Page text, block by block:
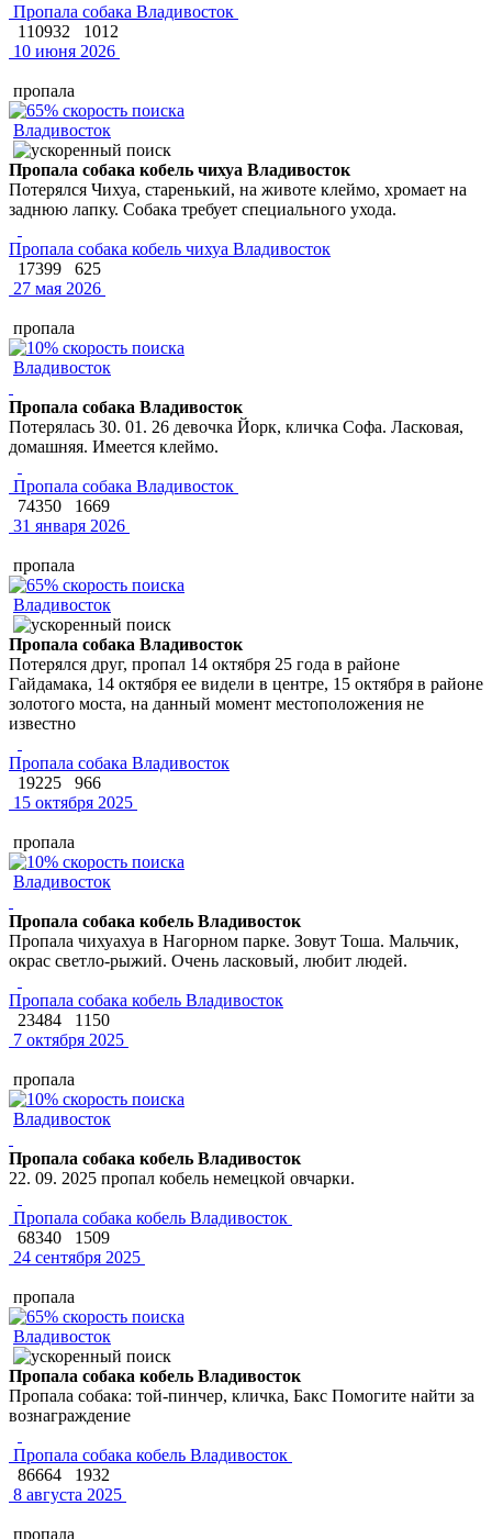
Пропала собака Владивосток
110932
1012
10 июня 2026
пропала
Владивосток
Пропала собака кобель чихуа Владивосток
Потерялся Чихуа, старенький, на животе клеймо, хромает на
заднюю лапку. Собака требует специального ухода.
Пропала собака кобель чихуа Владивосток
17399
625
27 мая 2026
пропала
Владивосток
Пропала собака Владивосток
Потерялась 30. 01. 26 девочка Йорк, кличка Софа. Ласковая,
домашняя. Имеется клеймо.
Пропала собака Владивосток
74350
1669
31 января 2026
пропала
Владивосток
Пропала собака Владивосток
Потерялся друг, пропал 14 октября 25 года в районе
Гайдамака, 14 октября ее видели в центре, 15 октября в районе
золотого моста, на данный момент местоположения не
известно
Пропала собака Владивосток
19225
966
15 октября 2025
пропала
Владивосток
Пропала собака кобель Владивосток
Пропала чихуахуа в Нагорном парке. Зовут Тоша. Мальчик,
окрас светло-рыжий. Очень ласковый, любит людей.
Пропала собака кобель Владивосток
23484
1150
7 октября 2025
пропала
Владивосток
Пропала собака кобель Владивосток
22. 09. 2025 пропал кобель немецкой овчарки.
Пропала собака кобель Владивосток
68340
1509
24 сентября 2025
пропала
Владивосток
Пропала собака кобель Владивосток
Пропала собака: той-пинчер, кличка, Бакс Помогите найти за
вознаграждение
Пропала собака кобель Владивосток
86664
1932
8 августа 2025
пропала